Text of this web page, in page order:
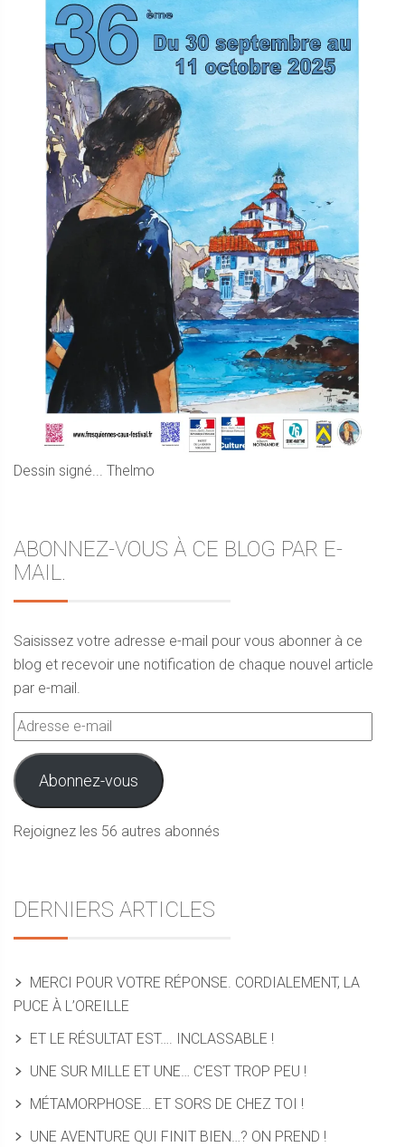
Dessin signé... Thelmo
ABONNEZ-VOUS À CE BLOG PAR E-
MAIL.
Saisissez votre adresse e-mail pour vous abonner à ce
blog et recevoir une notification de chaque nouvel article
par e-mail.
Adresse
e-
mail
Abonnez-vous
Rejoignez les 56 autres abonnés
DERNIERS ARTICLES
MERCI POUR VOTRE RÉPONSE. CORDIALEMENT, LA
PUCE À L’OREILLE
ET LE RÉSULTAT EST…. INCLASSABLE !
UNE SUR MILLE ET UNE… C’EST TROP PEU !
MÉTAMORPHOSE… ET SORS DE CHEZ TOI !
UNE AVENTURE QUI FINIT BIEN…? ON PREND !